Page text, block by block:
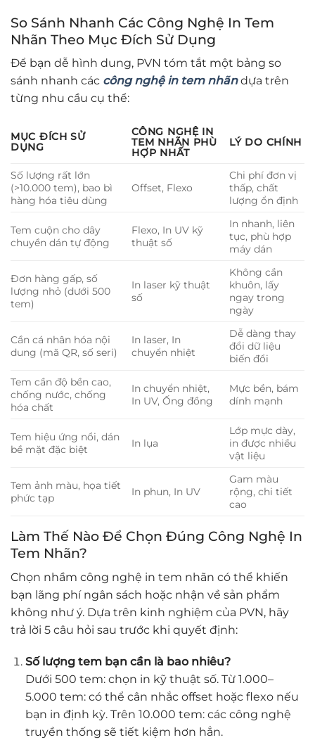
So Sánh Nhanh Các Công Nghệ In Tem
Nhãn Theo Mục Đích Sử Dụng
Để bạn dễ hình dung, PVN tóm tắt một bảng so
sánh nhanh các công nghệ in tem nhãndựa trên
từng nhu cầu cụ thể:
MỤC ĐÍCH SỬ
DỤNG
CÔNG NGHỆ IN
TEM NHÃN PHÙ
HỢP NHẤT
LÝ DO CHÍNH
Số lượng rất lớn
(>10.000 tem), bao bì
hàng hóa tiêu dùng
Offset, Flexo
Chi phí đơn vị
thấp, chất
lượng ổn định
Tem cuộn cho dây
chuyền dán tự động
Flexo, In UV kỹ
thuật số
In nhanh, liên
tục, phù hợp
máy dán
Đơn hàng gấp, số
lượng nhỏ (dưới 500
tem)
In laser kỹ thuật
số
Không cần
khuôn, lấy
ngay trong
ngày
Cần cá nhân hóa nội
dung (mã QR, số seri)
In laser, In
chuyển nhiệt
Dễ dàng thay
đổi dữ liệu
biến đổi
Tem cần độ bền cao,
chống nước, chống
hóa chất
In chuyển nhiệt,
In UV, Ống đồng
Mực bền, bám
dính mạnh
Tem hiệu ứng nổi, dán
bề mặt đặc biệt
In lụa
Lớp mực dày,
in được nhiều
vật liệu
Tem ảnh màu, họa tiết
phức tạp
In phun, In UV
Gam màu
rộng, chi tiết
cao
Làm Thế Nào Để Chọn Đúng Công Nghệ In
Tem Nhãn?
Chọn nhầm công nghệ in tem nhãn có thể khiến
bạn lãng phí ngân sách hoặc nhận về sản phẩm
không như ý. Dựa trên kinh nghiệm của PVN, hãy
trả lời 5 câu hỏi sau trước khi quyết định:
Số lượng tem bạn cần là bao nhiêu?
Dưới 500 tem: chọn in kỹ thuật số. Từ 1.000–
5.000 tem: có thể cân nhắc offset hoặc flexo nếu
bạn in định kỳ. Trên 10.000 tem: các công nghệ
truyền thống sẽ tiết kiệm hơn hẳn.